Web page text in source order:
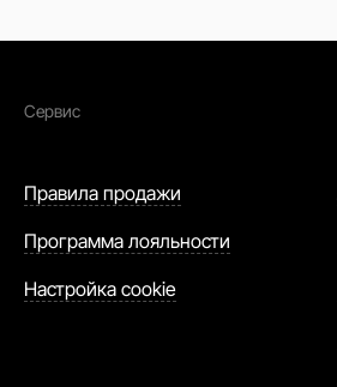
Сервис
Правила продажи
Программа лояльности
Настройка cookie